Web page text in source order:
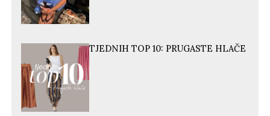
TJEDNIH TOP 10: PRUGASTE HLAČE